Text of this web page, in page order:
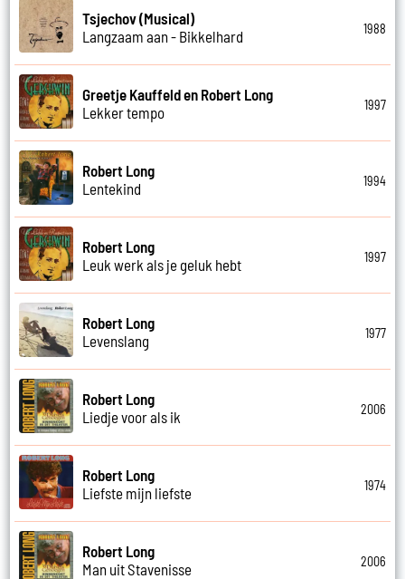
Tsjechov (Musical)
Langzaam aan - Bikkelhard
1988
Greetje Kauffeld en Robert Long
Lekker tempo
1997
Robert Long
Lentekind
1994
Robert Long
Leuk werk als je geluk hebt
1997
Robert Long
Levenslang
1977
Robert Long
Liedje voor als ik
2006
Robert Long
Liefste mijn liefste
1974
Robert Long
Man uit Stavenisse
2006